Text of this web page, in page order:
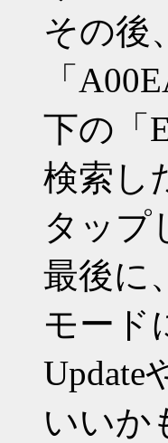
その後
「
下の「
検索し
タップ
最後に
モード
Update
いいか